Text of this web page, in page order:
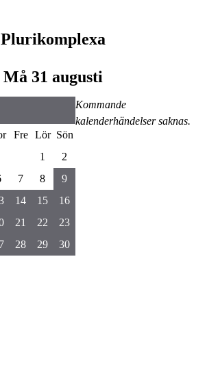
Må 31 augusti
Kommande
kalenderhändelser saknas.
Fre Lör Sön
1
2
7 8
9
14 15
16
21 22
23
28 29
30